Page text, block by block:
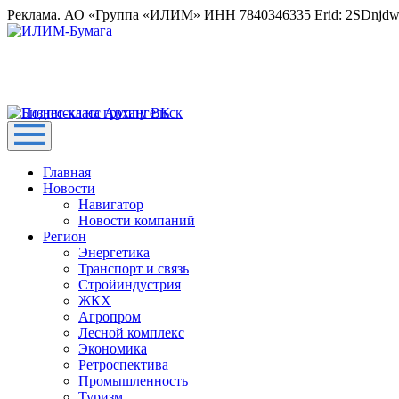
Реклама. АО «Группа «ИЛИМ» ИНН 7840346335 Erid:
Главная
Новости
Навигатор
Новости компаний
Регион
Энергетика
Транспорт и связь
Стройиндустрия
ЖКХ
Агропром
Лесной комплекс
Экономика
Ретроспектива
Промышленность